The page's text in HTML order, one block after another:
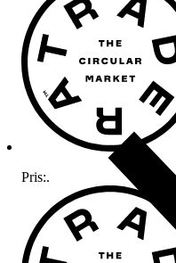
Pris:.